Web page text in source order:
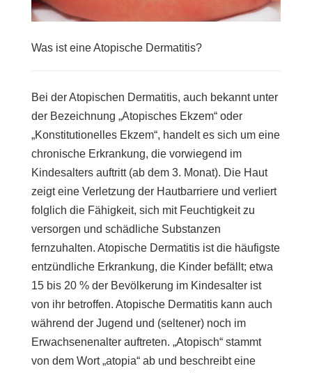
Was ist eine Atopische Dermatitis?
Bei der Atopischen Dermatitis, auch bekannt unter
der Bezeichnung „Atopisches Ekzem“ oder
„Konstitutionelles Ekzem“, handelt es sich um eine
chronische Erkrankung, die vorwiegend im
Kindesalters auftritt (ab dem 3. Monat). Die Haut
zeigt eine Verletzung der Hautbarriere und verliert
folglich die Fähigkeit, sich mit Feuchtigkeit zu
versorgen und schädliche Substanzen
fernzuhalten. Atopische Dermatitis ist die häufigste
entzündliche Erkrankung, die Kinder befällt; etwa
15 bis 20 % der Bevölkerung im Kindesalter ist
von ihr betroffen. Atopische Dermatitis kann auch
während der Jugend und (seltener) noch im
Erwachsenenalter auftreten. „Atopisch“ stammt
von dem Wort „atopia“ ab und beschreibt eine